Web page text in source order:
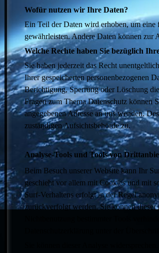
Wofür nutzen wir Ihre Daten?
Ein Teil der Daten wird erhoben, um eine
gewährleisten. Andere Daten können zur
Welche Rechte haben Sie bezüglich
Sie haben jederzeit das Recht
Ihrer gespeicherten personenbezogenen
Berichtigung, Sperrung oder Löschung
Fragen zum Thema Datenschutz können
angegebenen Adresse an uns wenden.
zuständigen Aufsichtsbehörde zu.
Analyse-Tools und Tools von
Beim Besuch unserer Website kann Ihr
geschieht vor allem mit Cookies und mit
Surf-Verhaltens erfolgt in der Regel
zurückverfolgt werden. Sie können